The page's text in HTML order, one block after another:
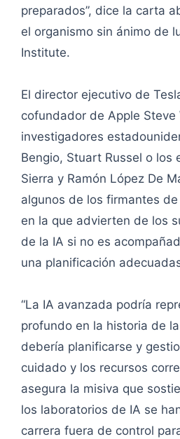
preparados”, dice la carta
el organismo sin ánimo de
Institute.
El director ejecutivo de
cofundador de Apple Steve
investigadores
Bengio, Stuart Russel o los
Sierra y Ramón López De
algunos de los firmantes
en la que advierten de los
de la IA si no es
una planificación
“La IA avanzada podría
profundo en la historia de
debería planificarse y
cuidado y los recursos
asegura la misiva que
los laboratorios de IA se
carrera fuera de control